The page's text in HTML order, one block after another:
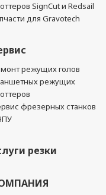
SignCut и Redsail
для Gravotech
режущих голов
режущих
фрезерных станков
резки